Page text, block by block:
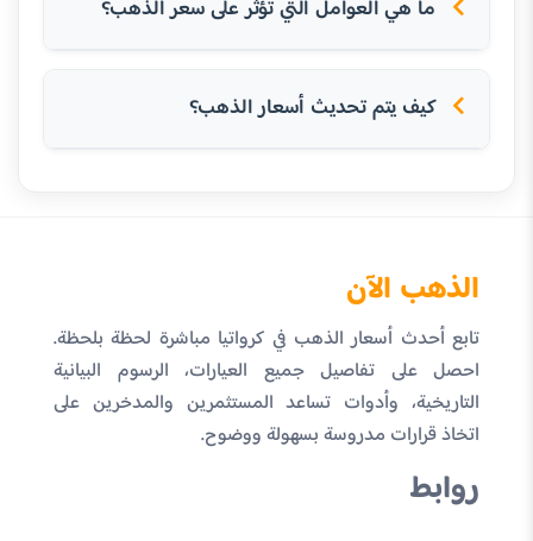
ما هي العوامل التي تؤثر على سعر الذهب؟
كيف يتم تحديث أسعار الذهب؟
الذهب الآن
تابع أحدث أسعار الذهب في كرواتيا مباشرة لحظة بلحظة.
احصل على تفاصيل جميع العيارات، الرسوم البيانية
التاريخية، وأدوات تساعد المستثمرين والمدخرين على
اتخاذ قرارات مدروسة بسهولة ووضوح.
روابط